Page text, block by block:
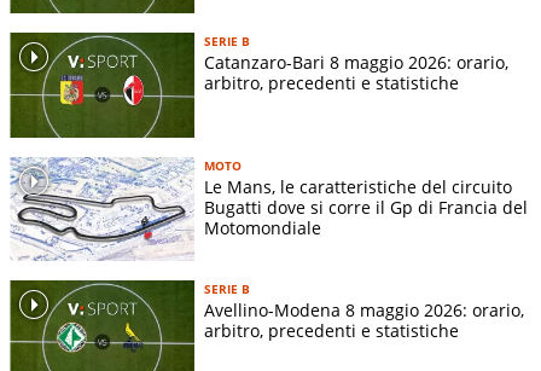
SERIE B
Catanzaro-Bari 8 maggio 2026: orario,
arbitro, precedenti e statistiche
MOTO
Le Mans, le caratteristiche del circuito
Bugatti dove si corre il Gp di Francia del
Motomondiale
SERIE B
Avellino-Modena 8 maggio 2026: orario,
arbitro, precedenti e statistiche